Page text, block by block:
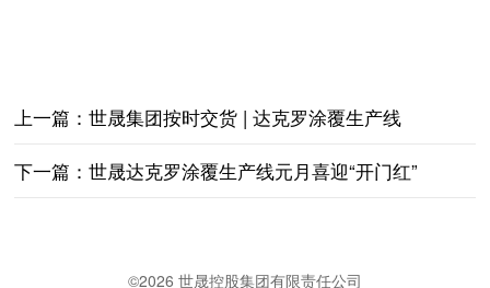
上一篇：世晟集团按时交货 | 达克罗涂覆生产线
下一篇：世晟达克罗涂覆生产线元月喜迎“开门红”
©2026 世晟控股集团有限责任公司